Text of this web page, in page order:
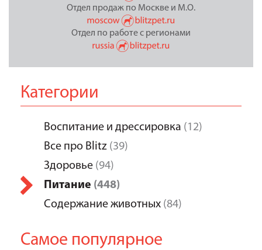
Отдел продаж по Москве и М.О.
Отдел по работе с регионами
Категории
Воспитание и дрессировка (12)
Все про Blitz (39)
Здоровье (94)
Питание (448)
Содержание животных (84)
Самое популярное